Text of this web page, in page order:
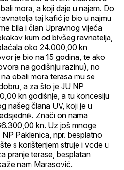
mora, a koji daje u najam. Do
taj kafić je bio u najmu
bila i član Upravnog vijeća
kum od bivšeg ravnatelja,
oko 24.000,00 kn
je bio na 15 godina, te ako
na godišnju razinu), no
obali mora terasa mu se
a za što je JU NP
kn godišnje, a tu koncesiju
našeg člana UV, koji je u
Znači on nama
kn. Uz još mnoge
Paklenica, npr. besplatno
s korištenjem struje i vode u
pranje terase, besplatan
nam Marasović.